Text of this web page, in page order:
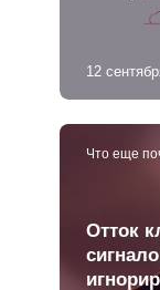
12
Что еще
Отток